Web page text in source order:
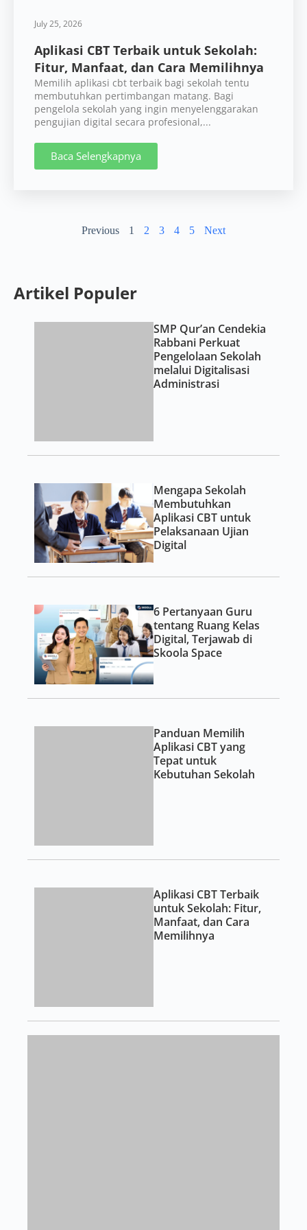
Previous 3 5 Next
Artikel Populer
Rabbani Perkuat
Pelaksanaan Ujian
Digital
Panduan Memilih
Aplikasi CBT yang
Tepat untuk
Aplikasi CBT Terbaik
untuk Sekolah: Fitur,